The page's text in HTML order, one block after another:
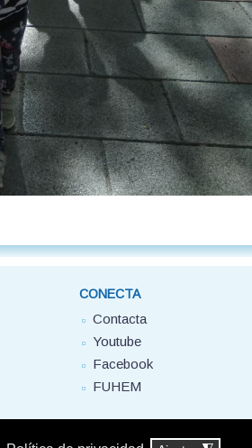
CONECTA
Contacta
Youtube
Facebook
FUHEM